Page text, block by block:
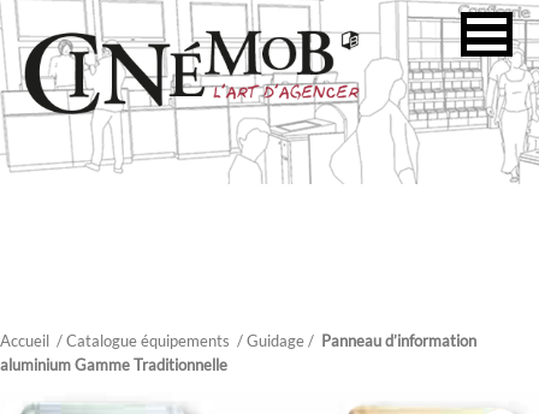
Accueil / Catalogue équipements /Guidage/ Panneau d’information
aluminium Gamme Traditionnelle